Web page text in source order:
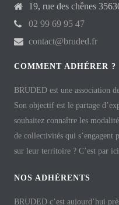
19, rue des chênes
02 99 69 95 47
contact@bruded.fr
COMMENT ADHÉRER ?
BRUDED est une association
Son objectif est le partage
souhaitez connaître les
de collectivités qui s’engagent
sur leur territoire ? C’est par
NOS ADHÉRENTS
BRUDED c’est aujourd’hui